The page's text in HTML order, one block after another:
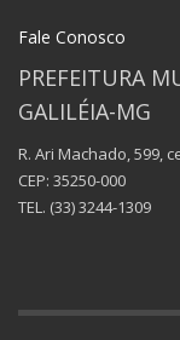
Fale Conosco
PREFEITURA
GALILÉIA-MG
R. Ari Machado, 599,
CEP: 35250-000
TEL. (33) 3244-1309